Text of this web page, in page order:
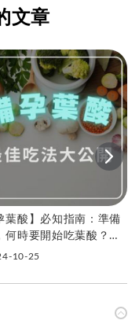
文章
葉酸】必知指南：準備
何時要開始吃葉酸？快
劑量吃法、挑選重點
10-25